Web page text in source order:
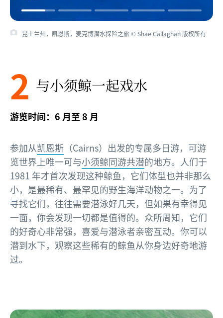
昆士兰州，凯恩斯，麦克博潜水探险之旅 © Shae Callaghan 版权所有
2 与小须鲸一起戏水
游览时间：6 月至 8 月
参加从凯恩斯 （Cairns）出发的专属多日游，可游
览世界上唯一可与小须鲸同游共潜的地方。人们于
1981 年才首次发现这种鲸鱼，它们体型也并非那么
小，是最稀有、最罕见的野生海洋动物之一。为了
寻找它们，往往需要潜泳好几天，但如果有幸得见
一面，你会发现一切都是值得的。众所周知，它们
的好奇心非常强，喜爱与潜泳者亲密互动。你可以
潜到水下，观察这些稀有的鲸鱼从你身边好奇地游
过。